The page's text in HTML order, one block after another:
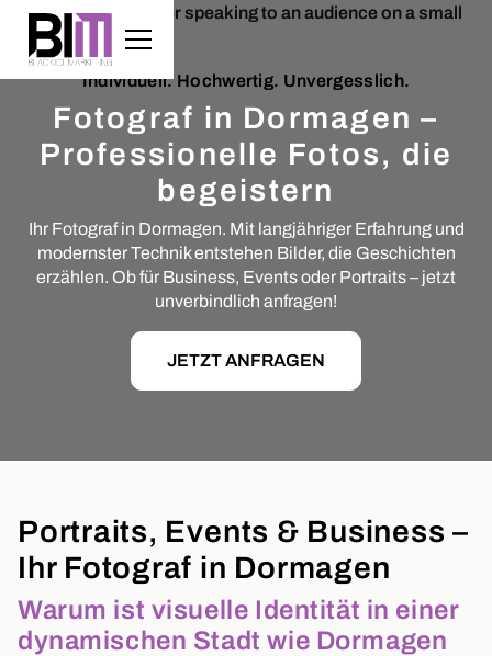
Individuell. Hochwertig. Unvergesslich.
Fotograf in Dormagen –
Professionelle Fotos, die
begeistern
Ihr Fotograf in Dormagen. Mit langjähriger Erfahrung und
modernster Technik entstehen Bilder, die Geschichten
erzählen. Ob für Business, Events oder Portraits – jetzt
unverbindlich anfragen!
JETZT ANFRAGEN
Portraits, Events & Business –
Ihr Fotograf in Dormagen
Warum ist visuelle Identität in einer
dynamischen Stadt wie Dormagen